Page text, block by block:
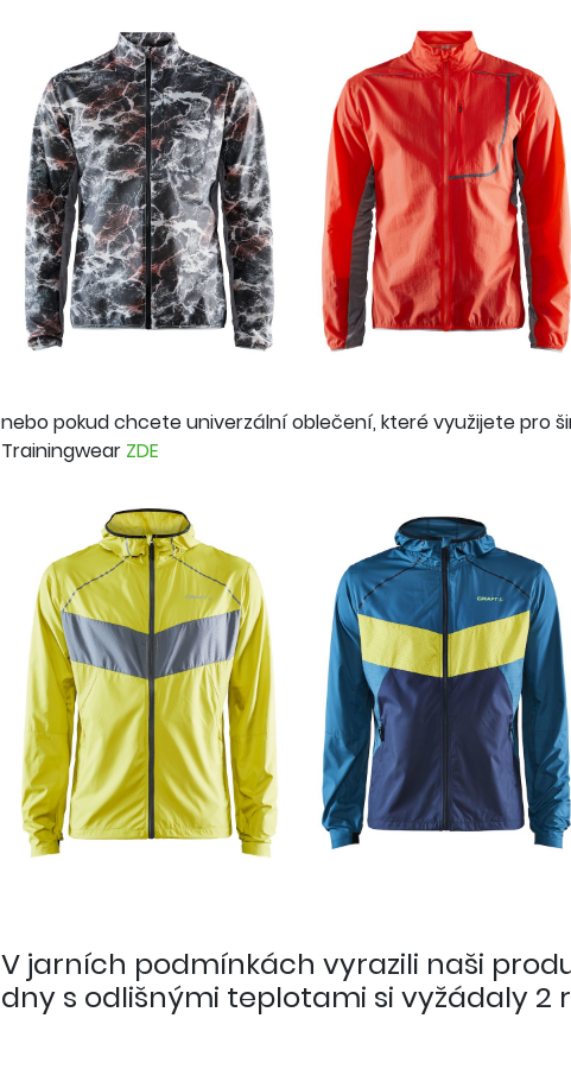
nebo pokud chcete univerzální oblečení, které využijete pro
Trainingwear ZDE
V jarních podmínkách vyrazili naši
dny s odlišnými teplotami si vyžádaly 2